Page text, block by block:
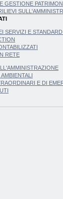
GESTIONE
SERVIZI E
RETE
E DI